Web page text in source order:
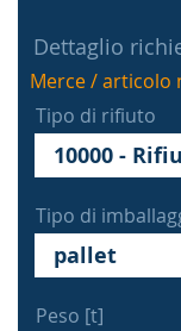
Dettaglio
Merce / articolo
Tipo di rifiuto
Tipo di
Peso [t]